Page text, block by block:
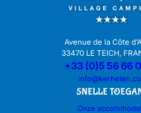
Avenue de la Côte
33470 LE TEICH,
+33 (0)5 56 66
SNELLE
Onze